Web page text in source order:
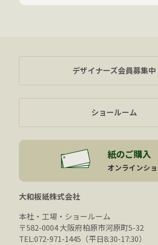
大和板紙株式会社
本社・工場・ショールーム
〒582-0004 大阪府柏原市河原町5-32
TEL:072-971-1445（平日8:30-17:30）
デザイナーズ会員募集中
ショールーム
紙のご購入
オンラインシ